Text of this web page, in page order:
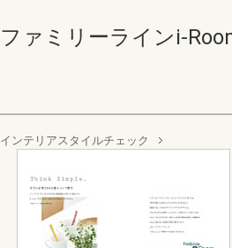
ファミリーラインi-
インテリアスタイルチェック